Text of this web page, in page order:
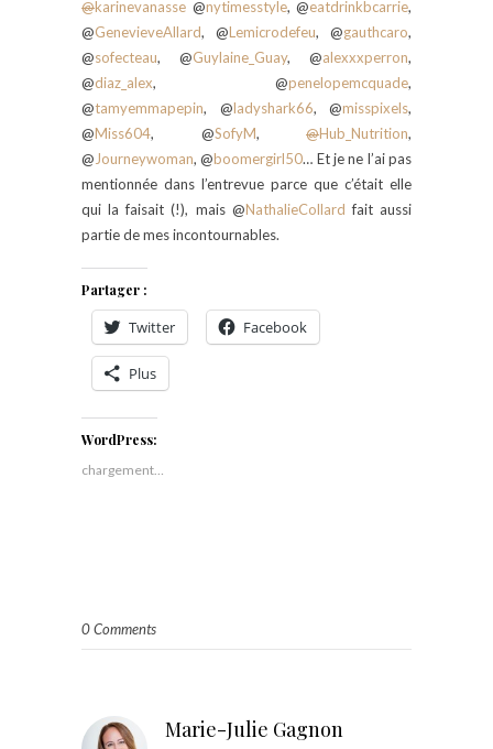
@karinevanasse @nytimesstyle, @eatdrinkbcarrie,
@GenevieveAllard, @Lemicrodefeu, @gauthcaro,
@sofecteau, @Guylaine_Guay, @alexxxperron,
@diaz_alex, @penelopemcquade,
@tamyemmapepin, @ladyshark66, @misspixels,
@Miss604, @SofyM, @Hub_Nutrition,
@ Journeywoman, @boomergirl50… Et je ne l’ai pas
mentionnée dans l’entrevue parce que c’était elle
qui la faisait (!), mais @NathalieCollardfait aussi
partie de mes incontournables.
Partager :
Twitter Facebook
Plus
WordPress:
chargement…
0 Comments
Marie-Julie Gagnon